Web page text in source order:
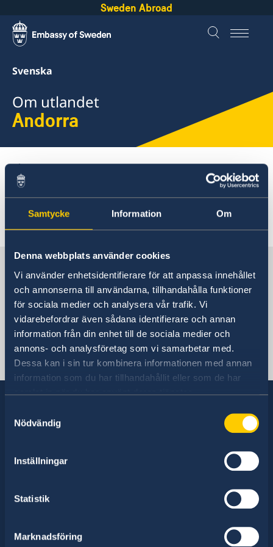
Samtycke Information Om
Denna webbplats använder cookies
Vi använder enhetsidentifierare för att anpassa innehållet
och annonserna till användarna, tillhandahålla funktioner
för sociala medier och analysera vår trafik. Vi
vidarebefordrar även sådana identifierare och annan
information från din enhet till de sociala medier och
annons- och analysföretag som vi samarbetar med.
Dessa kan i sin tur kombinera informationen med annan
information som du har tillhandahållit eller som de har
samlat in när du har använt deras tjänster.
Nödvändig
Inställningar
Statistik
Marknadsföring
Sweden Abroad
Svenska
Om utlandet
Andorra
Stadsmiljö
Sverige i Andorra
Sveriges ambassad
Svenska konsulat
Sverige har diplomatiska förbindelser med i
stort sett alla stater i världen. I ungefär hälften
av dessa stater har Sverige ambassader och
av drygt 100 utlandsmyndigheter.